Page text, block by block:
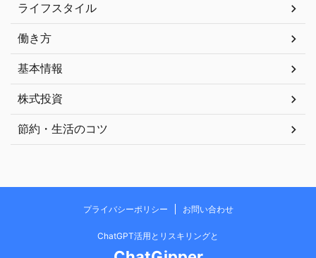
ライフスタイル
働き方
基本情報
株式投資
節約・生活のコツ
プライバシーポリシー お問い合わせ
ChatGPT活用とリスキリングと